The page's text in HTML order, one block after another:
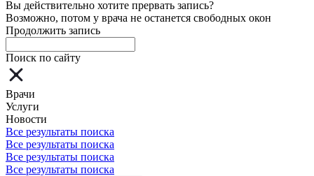
Вы действительно хотите прервать запись?
Возможно, потом у врача не останется свободных окон
Продолжить запись
Поиск по сайту
Врачи
Услуги
Новости
Все результаты поиска
Все результаты поиска
Все результаты поиска
Все результаты поиска